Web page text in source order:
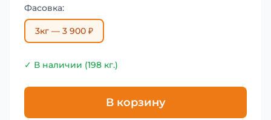
Фасовка:
3кг — 3 900 ₽
✓ В наличии (198 кг.)
В корзину